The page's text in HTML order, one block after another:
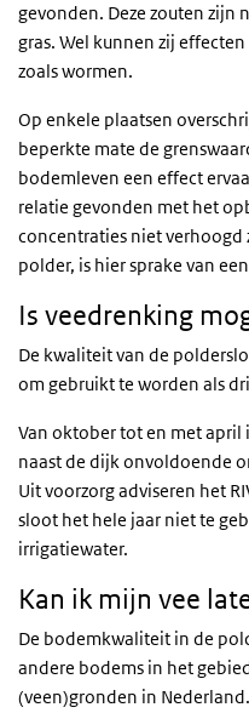
gevonden. Deze zouten zijn
gras. Wel kunnen zij
zoals wormen.
Op enkele plaatsen
beperkte mate de
bodemleven een effect
relatie gevonden met het
concentraties niet verhoogd
polder, is hier sprake van
Is veedrenking
De kwaliteit van de
om gebruikt te worden als
Van oktober tot en met april
naast de dijk onvoldoende
Uit voorzorg adviseren het
sloot het hele jaar niet te
irrigatiewater.
Kan ik mijn vee
De bodemkwaliteit in de
andere bodems in het
(veen)gronden in